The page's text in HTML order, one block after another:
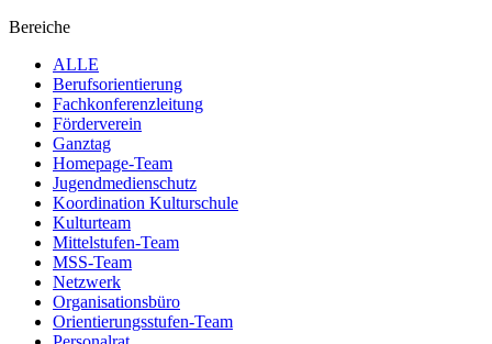
Bereiche
ALLE
Berufsorientierung
Fachkonferenzleitung
Förderverein
Ganztag
Homepage-Team
Jugendmedienschutz
Koordination Kulturschule
Kulturteam
Mittelstufen-Team
MSS-Team
Netzwerk
Organisationsbüro
Orientierungsstufen-Team